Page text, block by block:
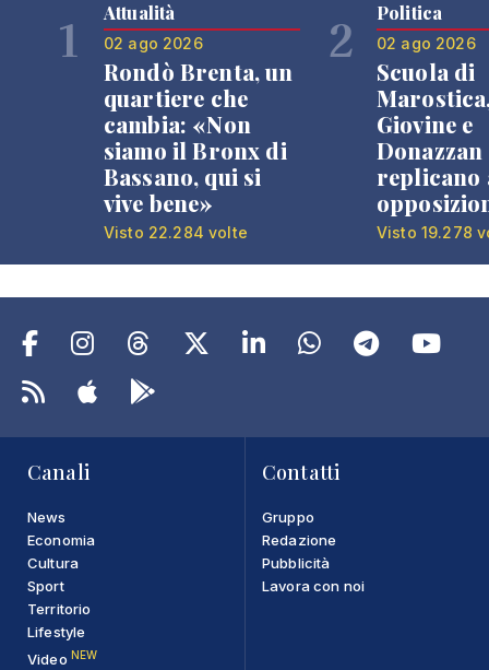
1 Attualità
02 ago 2026
Rondò Brenta, un
quartiere che
cambia: «Non
siamo il Bronx di
Bassano, qui si
vive bene»
Visto 22.284 volte
2 Politica
02 ago 2026
Scuola di
Giovine e
Donazzan
replicano
Visto 19.278
Canali
News
Economia
Cultura
Sport
Territorio
Lifestyle
Video NEW
Contatti
Gruppo
Redazione
Pubblicità
Lavora con noi